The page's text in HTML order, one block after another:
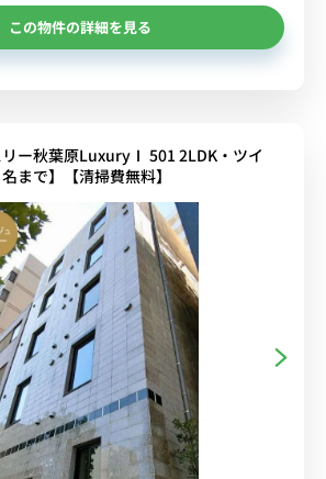
この物件の詳細を見る
ー秋葉原LuxuryⅠ 501 2LDK・ツイ
まで】【清掃費無料】